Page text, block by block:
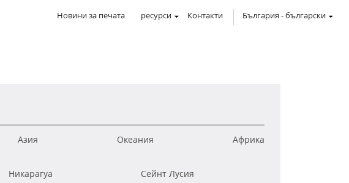
Новини за печата ресурси Контакти България -български
Азия Океания Африка
Никарагуа
Сейнт Лусия